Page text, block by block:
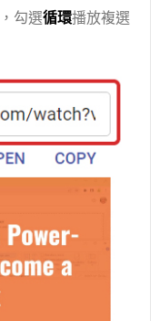
，勾選循環播放複選